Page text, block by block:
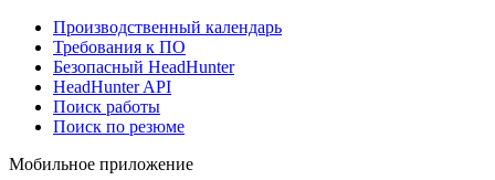
Производственный календарь
Требования к ПО
Безопасный HeadHunter
HeadHunter API
Поиск работы
Поиск по резюме
Мобильное приложение